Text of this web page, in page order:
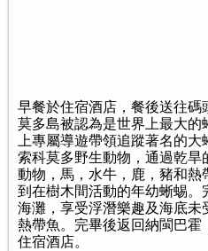
早餐於住宿酒店，餐後送往
莫多島被認為是世界上最大的
上專屬導遊帶領追蹤著名的
索科莫多野生動物，通過乾旱
動物，馬，水牛，鹿，豬和熱
到在樹木間活動的年幼蜥蜴。
海灘，享受浮潛樂趣及海底未
熱帶魚。完畢後返回納閩巴
住宿酒店。